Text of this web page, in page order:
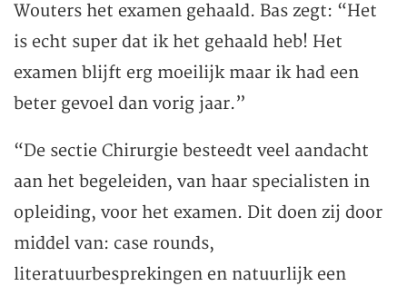
Wouters het examen gehaald. Bas zegt: “Het
is echt super dat ik het gehaald heb! Het
examen blijft erg moeilijk maar ik had een
beter gevoel dan vorig jaar.”
“De sectie Chirurgie besteedt veel aandacht
aan het begeleiden, van haar specialisten in
opleiding, voor het examen. Dit doen zij door
middel van: case rounds,
literatuurbesprekingen en natuurlijk een